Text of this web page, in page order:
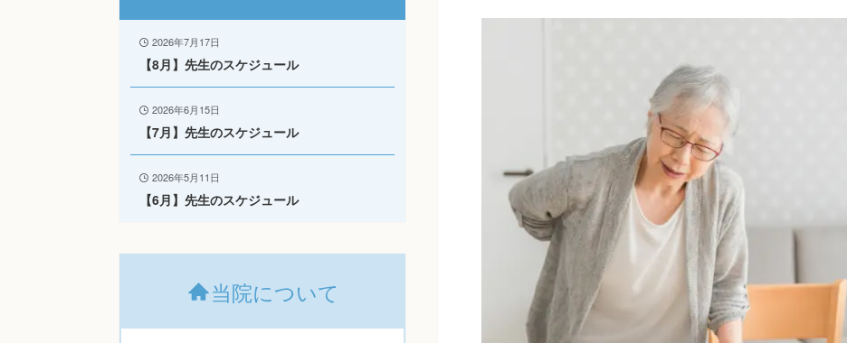
2026年7月17日
【8月】先生のスケジュール
2026年6月15日
【7月】先生のスケジュール
2026年5月11日
【6月】先生のスケジュール
当院について